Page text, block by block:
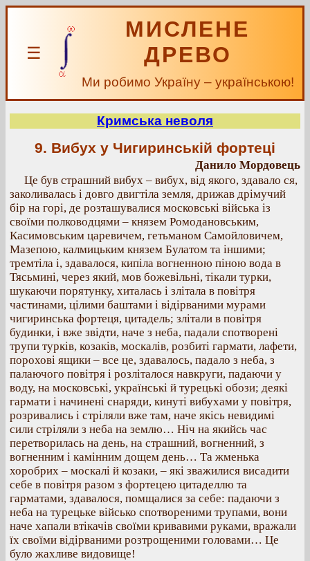
☰
МИСЛЕНЕ
ДРЕВО
Ми робимо Україну – українською!
Кримська неволя
9. Вибух у Чигиринській фортеці
Данило Мордовець
Це був страшний вибух – вибух, від якого, здавало ся,
заколивалась і довго двигтіла земля, дрижав дрімучий
бір на горі, де розташувалися московські війська із
своїми полководцями – князем Ромодановським,
Касимовським царевичем, гетьманом Самойловичем,
Мазепою, калмицьким князем Булатом та іншими;
тремтіла і, здавалося, кипіла вогненною піною вода в
Тясьмині, через який, мов божевільні, тікали турки,
шукаючи порятунку, хиталась і злітала в повітря
частинами, цілими баштами і відірваними мурами
чигиринська фортеця, цитадель; злітали в повітря
будинки, і вже звідти, наче з неба, падали спотворені
трупи турків, козаків, москалів, розбиті гармати, лафети,
порохові ящики – все це, здавалось, падало з неба, з
палаючого повітря і розліталося навкруги, падаючи у
воду, на московські, українські й турецькі обози; деякі
гармати і начинені снаряди, кинуті вибухами у повітря,
розривались і стріляли вже там, наче якісь невидимі
сили стріляли з неба на землю… Ніч на якийсь час
перетворилась на день, на страшний, вогненний, з
вогненним і камінним дощем день… Та жменька
хоробрих – москалі й козаки, – які зважилися висадити
себе в повітря разом з фортецею цитаделлю та
гарматами, здавалося, помщалися за себе: падаючи з
неба на турецьке військо спотвореними трупами, вони
наче хапали втікачів своїми кривавими руками, вражали
їх своїми відірваними розтрощеними головами… Це
було жахливе видовище!